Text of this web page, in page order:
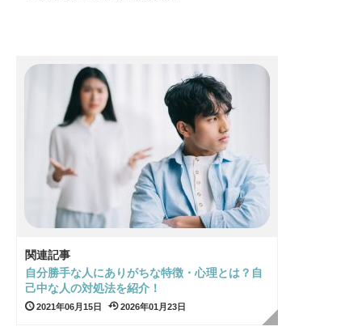
関連記事
自分勝手な人にありがちな特徴・心理とは？自
己中な人の対処法を紹介！
2021年06月15日 2026年01月23日